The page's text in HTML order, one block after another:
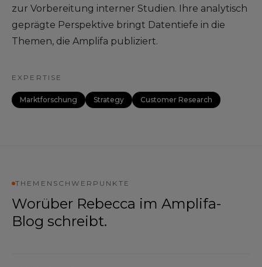
zur Vorbereitung interner Studien. Ihre analytisch
geprägte Perspektive bringt Datentiefe in die
Themen, die Amplifa publiziert.
EXPERTISE
Marktforschung Strategy Customer Research
THEMENSCHWERPUNKTE
Worüber Rebecca im Amplifa-
Blog schreibt.